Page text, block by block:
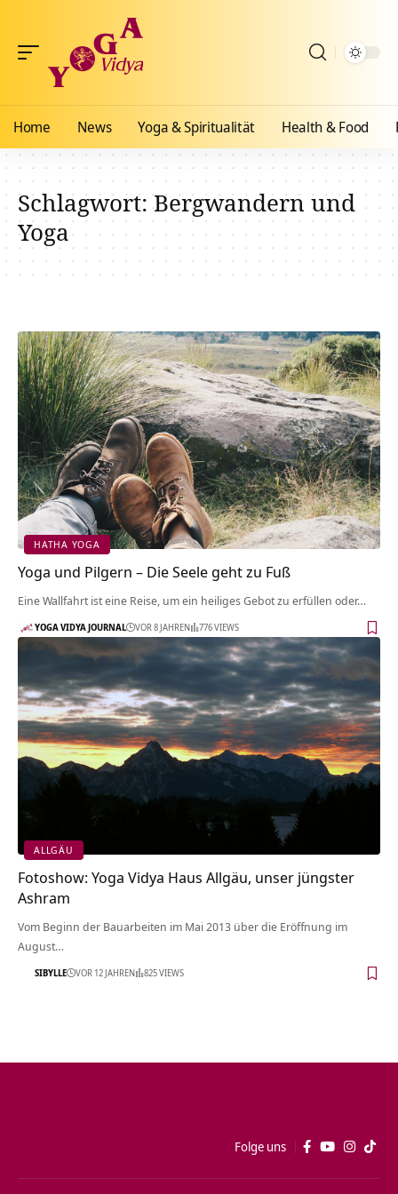
Home News Yoga & Spiritualität Health & Food
Schlagwort:Bergwandern und
Yoga
HATHA YOGA
Yoga und Pilgern – Die Seele geht zu Fuß
Eine Wallfahrt ist eine Reise, um ein heiliges Gebot zu erfüllen oder…
YOGA VIDYA JOURNAL VOR 8 JAHREN 776 VIEWS
ALLGÄU
Fotoshow: Yoga Vidya Haus Allgäu, unser jüngster
Ashram
Vom Beginn der Bauarbeiten im Mai 2013 über die Eröffnung im
August…
SIBYLLE VOR 12 JAHREN 825 VIEWS
Folge uns